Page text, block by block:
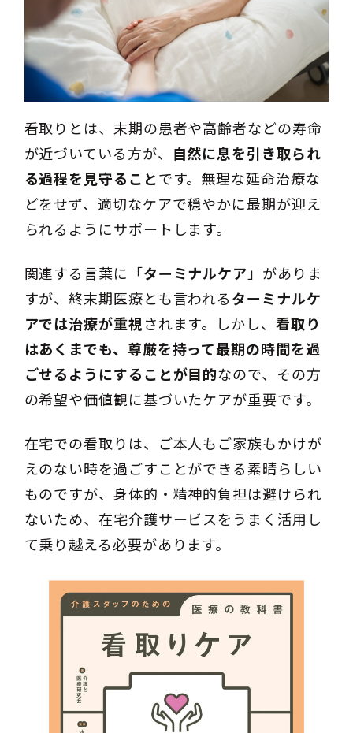
看取りとは、末期の患者や高齢者などの寿命
が近づいている方が、 自然に息を引き取られ
る過程を見守ることです。無理な延命治療な
どをせず、適切なケアで穏やかに最期が迎え
られるようにサポートします。
関連する言葉に「ターミナルケア 」がありま
すが、終末期医療とも言われるターミナルケ
アでは治療が重視されます。しかし、 看取り
はあくまでも、尊厳を持って最期の時間を過
ごせるようにすることが目的なので、その方
の希望や価値観に基づいたケアが重要です。
在宅での看取りは、ご本人もご家族もかけが
えのない時を過ごすことができる素晴らしい
ものですが、身体的・精神的負担は避けられ
ないため、在宅介護サービスをうまく活用し
て乗り越える必要があります。